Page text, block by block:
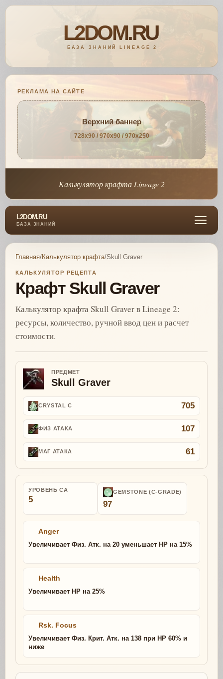
РЕКЛАМА НА САЙТЕ
Верхний баннер
728x90 / 970x90 / 970x250
Калькулятор крафта Lineage 2
L2DOM.RU
БАЗА ЗНАНИЙ
Главная/Калькулятор крафта/Skull Graver
КАЛЬКУЛЯТОР РЕЦЕПТА
Крафт Skull Graver
Калькулятор крафта Skull Graver в Lineage 2:
ресурсы, количество, ручной ввод цен и расчет
стоимости.
ПРЕДМЕТ
Skull Graver
CRYSTAL C 705
ФИЗ АТАКА 107
МАГ АТАКА 61
УРОВЕНЬ СА
5
GEMSTONE (C-GRADE)
97
Anger
Увеличивает Физ. Атк. на 20 уменьшает HP на 15%
Health
Увеличивает HP на 25%
Rsk. Focus
Увеличивает Физ. Крит. Атк. на 138 при HP 60% и
ниже